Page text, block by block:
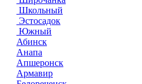
Школьный
Эстосадок
Южный
Абинск
Анапа
Апшеронск
Армавир